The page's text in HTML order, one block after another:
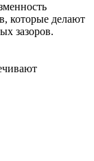
которые делают
зазоров.